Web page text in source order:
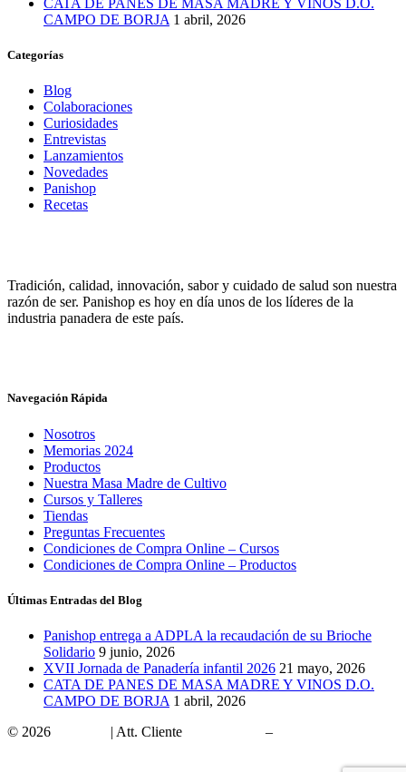
CAMPO DE BORJA 1 abril, 2026
Categorías
Blog
Colaboraciones
Curiosidades
Entrevistas
Lanzamientos
Novedades
Panishop
Recetas
Tradición, calidad, innovación, sabor y cuidado de salud son nuestra
razón de ser. Panishop es hoy en día unos de los líderes de la
industria panadera de este país.
Navegación Rápida
Nosotros
Memorias 2024
Productos
Nuestra Masa Madre de Cultivo
Cursos y Talleres
Tiendas
Preguntas Frecuentes
Condiciones de Compra Online – Cursos
Condiciones de Compra Online – Productos
Últimas Entradas del Blog
Panishop entrega a ADPLA la recaudación de su Brioche
Solidario 9 junio, 2026
XVII Jornada de Panadería infantil 2026 21 mayo, 2026
CATA DE PANES DE MASA MADRE Y VINOS D.O.
CAMPO DE BORJA 1 abril, 2026
© 2026
| Att. Cliente
–